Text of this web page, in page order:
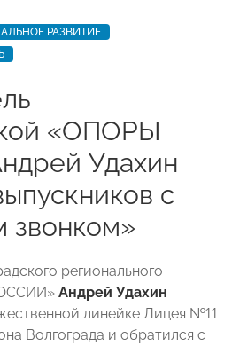
РАЗВИТИЕ
«ОПОРЫ
Удахин
с
звонком»
регионального
Андрей Удахин
линейке Лицея №11
Волгограда и обратился с